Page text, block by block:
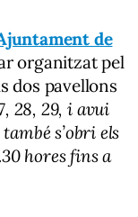
de
organitzat pel
dos pavellons
28, 29, i avui
s’obri els
hores fins a